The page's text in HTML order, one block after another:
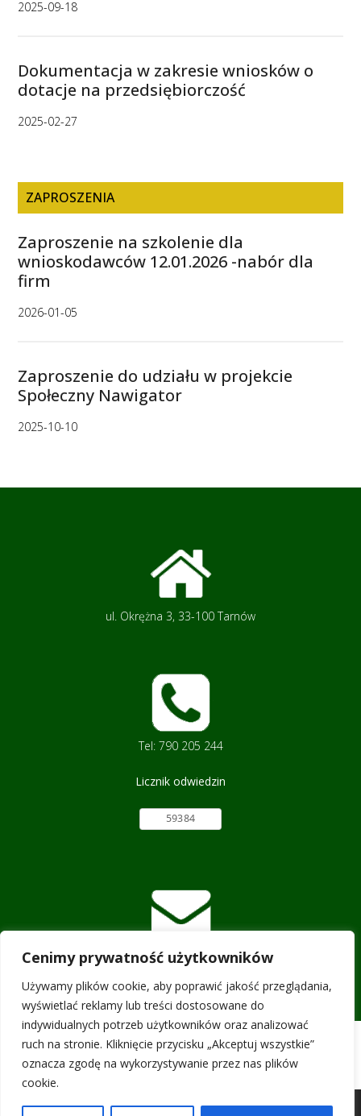
Cenimy prywatność użytkowników
Używamy plików cookie, aby poprawić jakość przeglądania,
wyświetlać reklamy lub treści dostosowane do
indywidualnych potrzeb użytkowników oraz analizować
ruch na stronie. Kliknięcie przycisku „Akceptuj wszystkie”
oznacza zgodę na wykorzystywanie przez nas plików
cookie.
2025-09-18
Dokumentacja w zakresie wniosków o
dotacje na przedsiębiorczość
2025-02-27
ZAPROSZENIA
Zaproszenie na szkolenie dla
wnioskodawców 12.01.2026 -nabór dla
firm
2026-01-05
Zaproszenie do udziału w projekcie
Społeczny Nawigator
2025-10-10
ul. Okrężna 3, 33-100 Tarnów
Tel: 790 205 244
Licznik odwiedzin
E-mail:biuro@lgdzpt.pl